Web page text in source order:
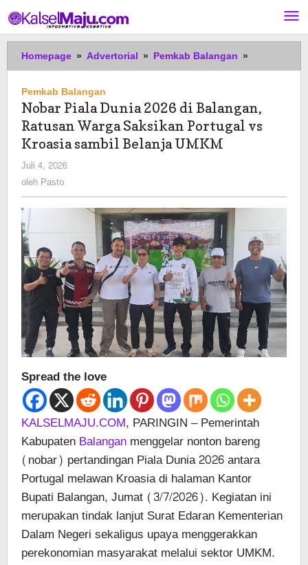
ke
konten
Homepage » Advertorial » Pemkab Balangan »
Piala
di
Balangan,
vs
sambil
Belanja
UMKM
Pemkab Balangan
Nobar Piala Dunia 2026 di Balangan,
Ratusan Warga Saksikan Portugal vs
Kroasia sambil Belanja UMKM
Juli 4, 2026
oleh Pasto
Spread the love
KALSELMAJU.COM, PARINGIN – Pemerintah
KabupatenBalanganmenggelar nonton bareng
(nobar) pertandingan Piala Dunia 2026 antara
Portugal melawan Kroasia di halaman Kantor
Bupati Balangan, Jumat (3/7/2026). Kegiatan ini
merupakan tindak lanjut Surat Edaran Kementerian
Dalam Negeri sekaligus upaya menggerakkan
perekonomian masyarakat melalui sektor UMKM.